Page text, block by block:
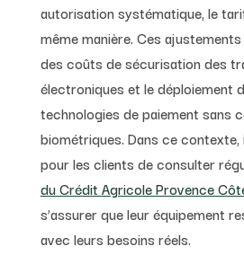
autorisation systématique, le
même manière. Ces
des coûts de sécurisation des
électroniques et le déploiement
technologies de paiement sans
biométriques. Dans ce
pour les clients de consulter
du Crédit Agricole Provence
s’assurer que leur équipement
avec leurs besoins réels.